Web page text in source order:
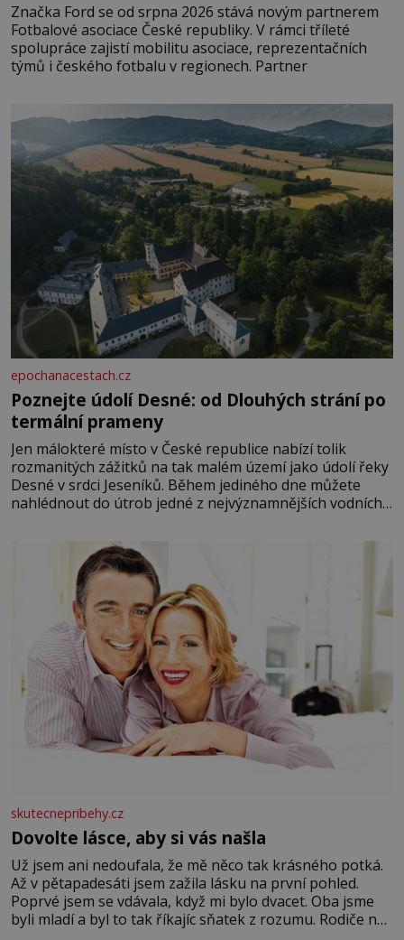
Značka Ford se od srpna 2026 stává novým partnerem
Fotbalové asociace České republiky. V rámci tříleté
spolupráce zajistí mobilitu asociace, reprezentačních
týmů i českého fotbalu v regionech. Partner
epochanacestach.cz
Poznejte údolí Desné: od Dlouhých strání po
termální prameny
Jen málokteré místo v České republice nabízí tolik
rozmanitých zážitků na tak malém území jako údolí řeky
Desné v srdci Jeseníků. Během jediného dne můžete
nahlédnout do útrob jedné z nejvýznamnějších vodních
se na koloběžce a den zakončit poznáváním památek ve
Velkých Losinách nebo v termálním
skutecnepribehy.cz
Dovolte lásce, aby si vás našla
Už jsem ani nedoufala, že mě něco tak krásného potká.
Až v pětapadesáti jsem zažila lásku na první pohled.
Poprvé jsem se vdávala, když mi bylo dvacet. Oba jsme
byli mladí a byl to tak říkajíc sňatek z rozumu. Rodiče nás